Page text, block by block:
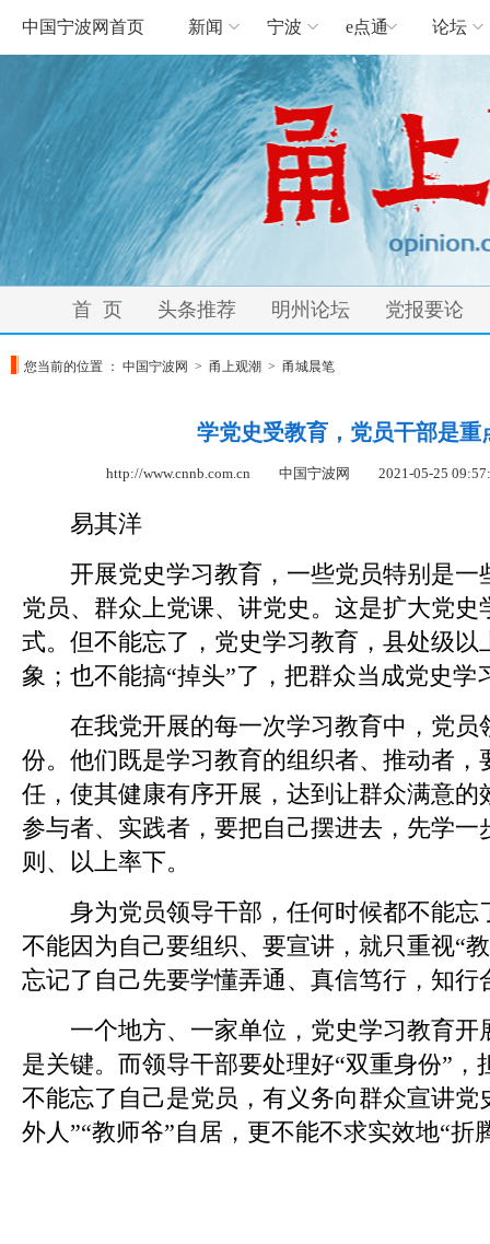
中国宁波网首页 新闻 宁波 e点通 论坛
首 页 头条推荐 明州论坛 党报要论
您当前的位置 ： 中国宁波网 > 甬上观潮 > 甬城晨笔
学党史受教育，党员干部是重
http://www.cnnb.com.cn 中国宁波网 2021-05-25
易其洋
开展党史学习教育，一些党员特别是一
党员、群众上党课、讲党史。这是扩大党史
式。但不能忘了，党史学习教育，县处级以
象；也不能搞“掉头”了，把群众当成党史学
在我党开展的每一次学习教育中，党员
份。他们既是学习教育的组织者、推动者，
任，使其健康有序开展，达到让群众满意的
参与者、实践者，要把自己摆进去，先学一
则、以上率下。
身为党员领导干部，任何时候都不能忘
不能因为自己要组织、要宣讲，就只重视“
忘记了自己先要学懂弄通、真信笃行，知行
一个地方、一家单位，党史学习教育开
是关键。而领导干部要处理好“双重身份”，
不能忘了自己是党员，有义务向群众宣讲党
外人”“教师爷”自居，更不能不求实效地“折